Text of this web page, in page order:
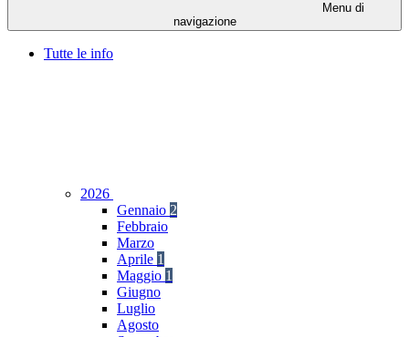
Menu di
navigazione
Tutte le info
2026
Gennaio 2
Febbraio
Marzo
Aprile 1
Maggio 1
Giugno
Luglio
Agosto